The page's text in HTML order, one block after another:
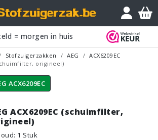
= morgen in huis
Stofzuigerzakken AEG
ACX6209EC
origineel)
ACX6209EC
ACX6209EC (schuimfilter,
: 1 Stuk
Vraagje?